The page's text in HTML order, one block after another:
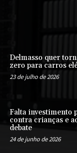
Delmasso quer
zero para carros
23 de julho de 2026
Falta investimento
contra crianças e
debate
24 de junho de 2026